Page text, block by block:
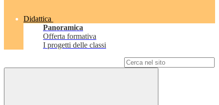
Didattica
Panoramica
Offerta formativa
I progetti delle classi